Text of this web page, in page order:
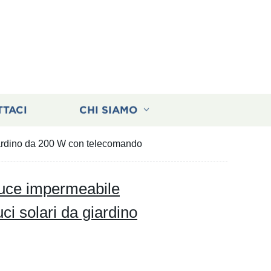
CHI SIAMO
da 200 W con telecomando
impermeabile
solari da giardino